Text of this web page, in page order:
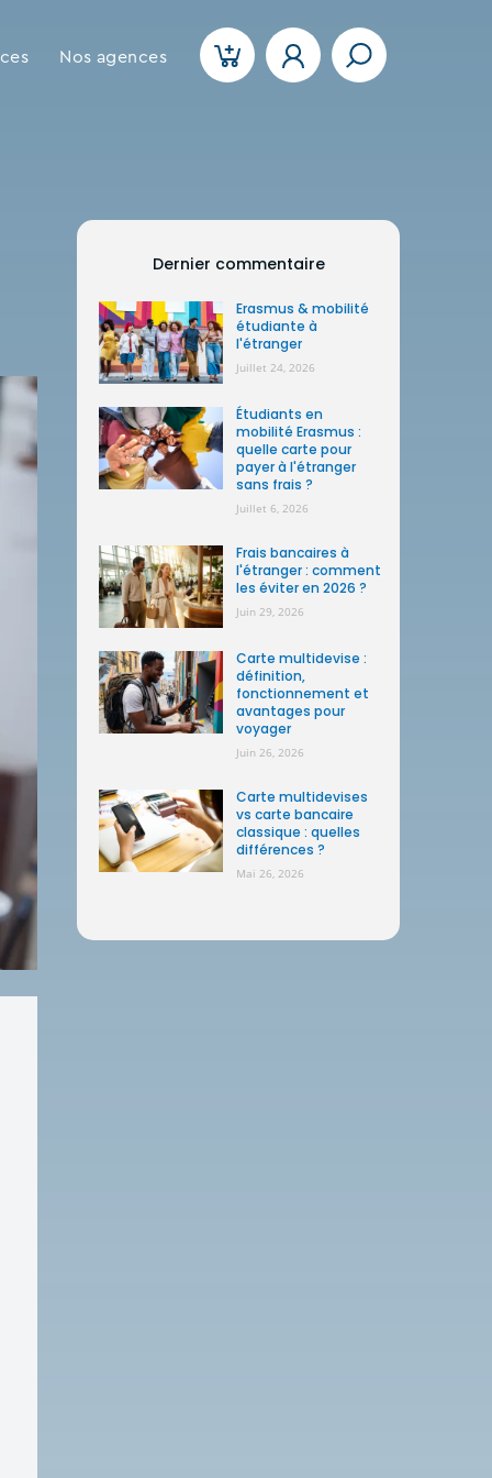
Nos agences
Dernier commentaire
Erasmus & mobilité
étudiante à
l'étranger
Juillet 24, 2026
Étudiants en
mobilité Erasmus :
quelle carte pour
payer à l'étranger
sans frais ?
Juillet 6, 2026
Frais bancaires à
l'étranger : comment
les éviter en 2026 ?
Juin 29, 2026
Carte multidevise :
définition,
fonctionnement et
avantages pour
voyager
Juin 26, 2026
Carte multidevises
vs carte bancaire
classique : quelles
différences ?
Mai 26, 2026